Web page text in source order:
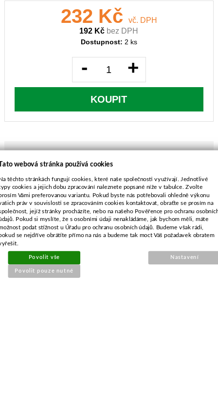
232 Kč
vč. DPH
192 Kč bez DPH
Dostupnost: 2 ks
- +
KOUPIT
MTD sečení 92cm s bočním výhozem
délka-464 mm
průměr středu-10,0 mm
rozteč-63,5 mm
průměr vnějších děr-7,9 mm
webová stránka používá cookies
těchto stránkách fungují cookies, které naše společnosti využívají. Jednotlivé
cookies a jejich dobu zpracování naleznete popsané níže v tabulce. Zvolte
Vámi preferovanou variantu. Pokud byste nás potřebovali ohledně výkonu
práv v souvislosti se zpracováním cookies kontaktovat, obraťte se prosím na
jejíž stránky procházíte, nebo na našeho Pověřence pro ochranu
Pokud si myslíte, že s osobními údaji nenakládáme, jak bychom měli, máte
podat stížnost u Úřadu pro ochranu osobních údajů. Budeme však rádi,
se nejdříve obrátíte přímo na nás a budeme tak moct Váš požadavek obratem
Povolit vše
Povolit pouze nutné
Nastavení